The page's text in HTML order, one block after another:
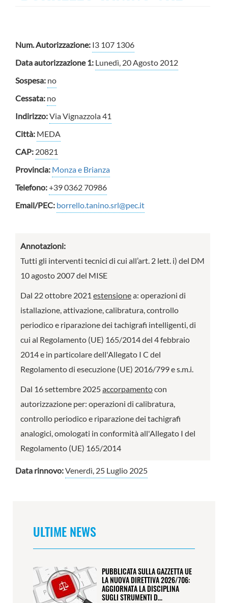
Num. Autorizzazione: I3 107 1306
Data autorizzazione 1: Lunedì, 20 Agosto 2012
Sospesa: no
Cessata: no
Indirizzo:Via Vignazzola 41
Città: MEDA
CAP: 20821
Provincia: Monza e Brianza
Telefono:+39 0362 70986
Email/PEC: borrello.tanino.srl@pec.it
Annotazioni:
Tutti gli interventi tecnici di cui all’art. 2 lett. i) del DM
10 agosto 2007 del MISE
Dal 22 ottobre 2021 estensionea: operazioni di
istallazione, attivazione, calibratura, controllo
periodico e riparazione dei tachigrafi intelligenti, di
cui al Regolamento (UE) 165/2014 del 4 febbraio
2014 e in particolare dell'Allegato I C del
Regolamento di esecuzione (UE) 2016/799 e s.m.i.
Dal 16 settembre 2025accorpamentocon
autorizzazione per: operazioni di calibratura,
controllo periodico e riparazione dei tachigrafi
analogici, omologati in conformità all'Allegato I del
Regolamento (UE) 165/2014
Data rinnovo:Venerdì, 25 Luglio 2025
ULTIME NEWS
PUBBLICATA SULLA GAZZETTA UE
LA NUOVA DIRETTIVA 2026/706:
AGGIORNATA LA DISCIPLINA
SUGLI STRUMENTI D...